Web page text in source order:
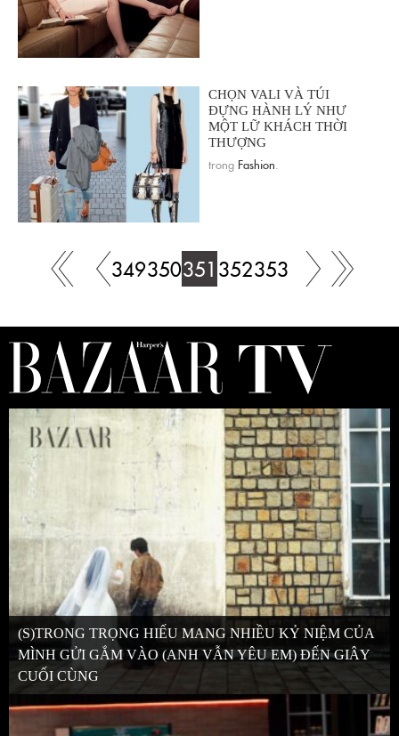
CHỌN VALI VÀ TÚI
ĐỰNG HÀNH LÝ NHƯ
MỘT LỮ KHÁCH THỜI
THƯỢNG
trong Fashion
349350351 352353
(S)TRONG TRỌNG HIẾU MANG NHIỀU KỶ NIỆM CỦA
MÌNH GỬI GẮM VÀO (ANH VẪN YÊU EM) ĐẾN GIÂY
CUỐI CÙNG